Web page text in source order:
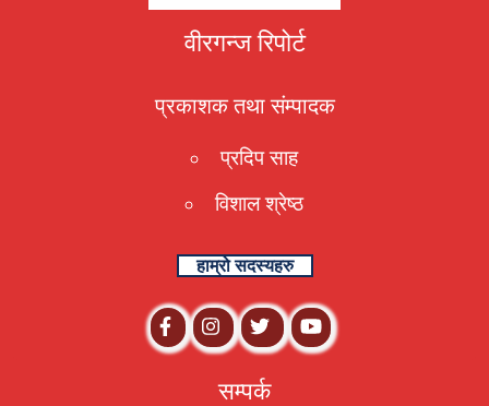
वीरगन्ज रिपोर्ट
प्रकाशक तथा संम्पादक
प्रदिप साह
विशाल श्रेष्ठ
हाम्रो सदस्यहरु
सम्पर्क